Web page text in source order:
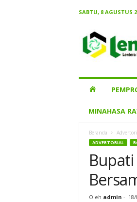
SABTU, 8 AGUSTUS
Sulut
HOME
MINAHASA
Beranda
ADVERTORIAL
Oleh admin -